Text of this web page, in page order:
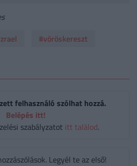
#vöröskereszt
felhasználó szólhat hozzá.
Belépés itt!
szabályzatot itt találod.
Legyél te az első!